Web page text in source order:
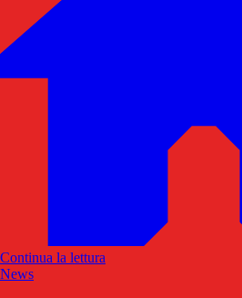
Continua la lettura
News